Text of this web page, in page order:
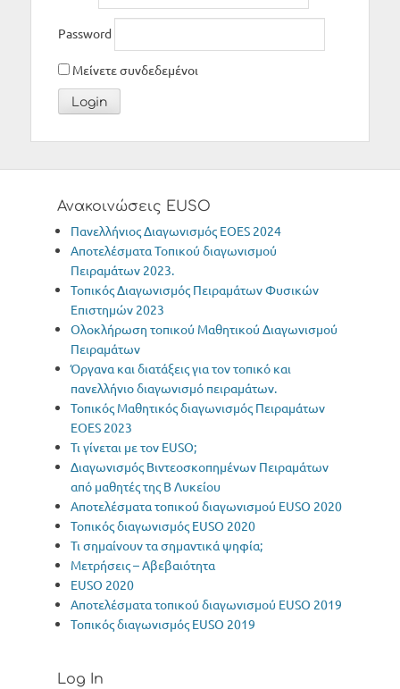
Password
Μείνετε συνδεδεμένοι
Ανακοινώσεις EUSO
Πανελλήνιος Διαγωνισμός ΕΟΕS 2024
Αποτελέσματα Τοπικού διαγωνισμού
Πειραμάτων 2023.
Τοπικός Διαγωνισμός Πειραμάτων Φυσικών
Επιστημών 2023
Oλοκλήρωση τοπικού Μαθητικού Διαγωνισμού
Πειραμάτων
Όργανα και διατάξεις για τον τοπικό και
πανελλήνιο διαγωνισμό πειραμάτων.
Τοπικός Μαθητικός διαγωνισμός Πειραμάτων
EOES 2023
Τι γίνεται με τον EUSO;
Διαγωνισμός Βιντεοσκοπημένων Πειραμάτων
από μαθητές της Β Λυκείου
Αποτελέσματα τοπικού διαγωνισμού EUSO 2020
Τοπικός διαγωνισμός EUSO 2020
Τι σημαίνουν τα σημαντικά ψηφία;
Μετρήσεις – Αβεβαιότητα
EUSO 2020
Αποτελέσματα τοπικού διαγωνισμού EUSO 2019
Τοπικός διαγωνισμός ΕUSO 2019
Log In